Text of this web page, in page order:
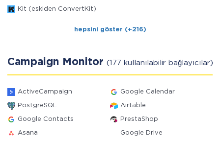
Kit (eskiden ConvertKit)
hepsini göster (+216)
Campaign Monitor (177 kullanılabilir bağlayıcılar)
ActiveCampaign Google Calendar
PostgreSQL Airtable
Google Contacts PrestaShop
Asana Google Drive